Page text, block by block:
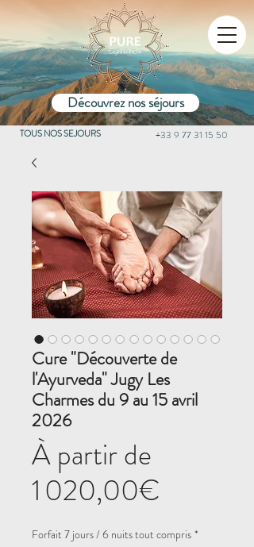
Découvrez nos séjours
+33 9 77 31 15 50
TOUS NOS SEJOURS
Cure "Découverte de
l'Ayurveda" Jugy Les
Charmes du 9 au 15 avril
2026
À partir de
1 020,00€
Forfait 7 jours / 6 nuits tout compris *